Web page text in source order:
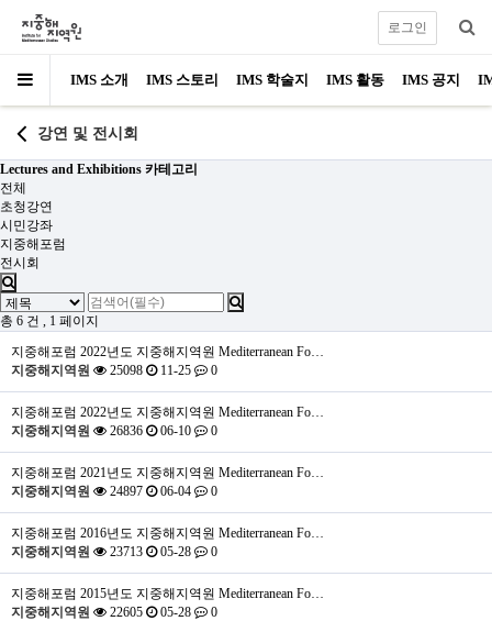
IMS 소개 IMS 스토리 IMS 학술지 IMS 활동 IMS 공지
로그인
강연 및 전시회
Lectures and Exhibitions 카테고리
전체
초청강연
시민강좌
지중해포럼
전시회
총 6 건 , 1 페이지
지중해포럼 2022년도 지중해지역원 Mediterranean Fo…
지중해지역원
25098 11-25 0
지중해포럼 2022년도 지중해지역원 Mediterranean Fo…
지중해지역원
26836 06-10 0
지중해포럼 2021년도 지중해지역원 Mediterranean Fo…
지중해지역원
24897 06-04 0
지중해포럼 2016년도 지중해지역원 Mediterranean Fo…
지중해지역원
23713 05-28 0
지중해포럼 2015년도 지중해지역원 Mediterranean Fo…
지중해지역원
22605 05-28 0